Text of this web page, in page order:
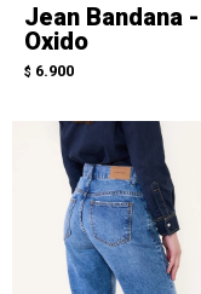
Jean Bandana -
Oxido
$ 6.900